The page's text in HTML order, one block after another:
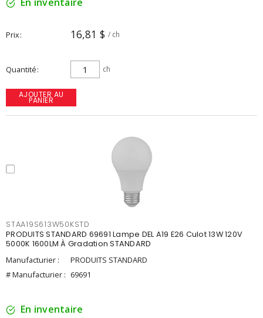
Prix 16,81 $ / ch
Quantité ch
AJOUTER AU
PANIER
STAA19S613W50KSTD
PRODUITS STANDARD 69691 Lampe DEL A19 E26 Culot 13W 120V
5000K 1600LM À Gradation STANDARD
Manufacturier :
PRODUITS STANDARD
# Manufacturier : 69691
En inventaire